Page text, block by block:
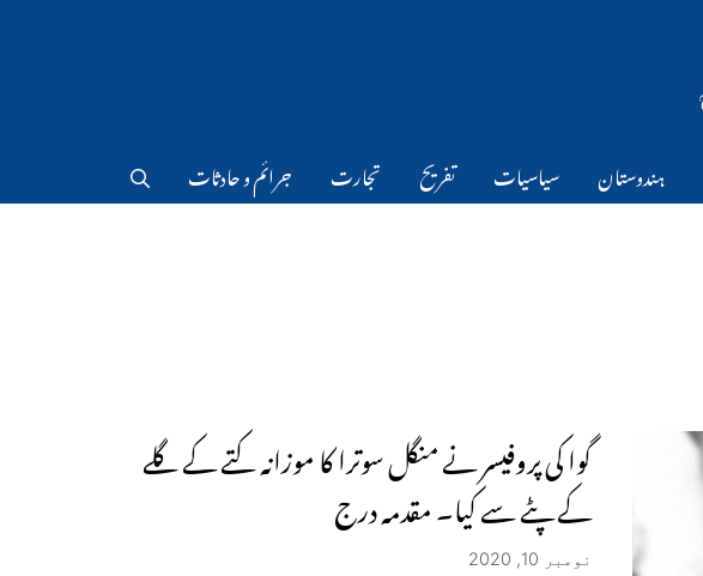
ہندوستان سیاسیات تفریح تجارت جرائم و حادثات
گوا کی پروفیسر نے منگل سوترا کا موزانہ کتے کے گلے
کے پٹے سے کیا۔ مقدمہ درج
نومبر 10, 2020